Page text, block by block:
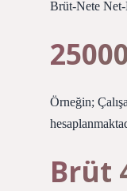
Brüt-Nete
Örneğin;
Brüt